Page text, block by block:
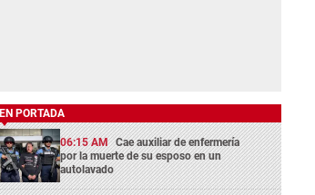
EN PORTADA
06:15 AM Cae auxiliar de enfermería
por la muerte de su esposo en un
autolavado